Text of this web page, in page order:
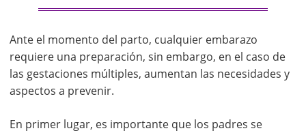
Ante el momento del parto, cualquier embarazo
requiere una preparación, sin embargo, en el caso de
las gestaciones múltiples, aumentan las necesidades y
aspectos a prevenir.
En primer lugar, es importante que los padres se